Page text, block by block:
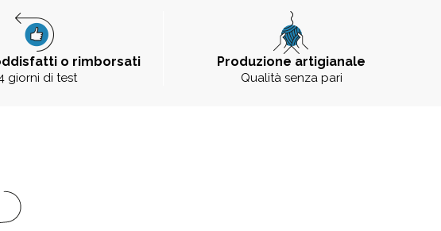
o rimborsati
giorni di test
Produzione artigianale
Qualità senza pari